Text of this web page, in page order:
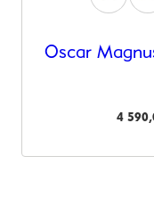
Oscar
4